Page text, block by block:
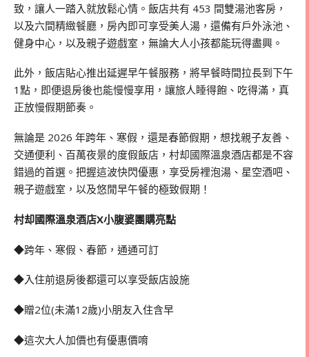
致，讓人一踏入就放鬆心情。飯店共有 453 間雙湯池客房，
以及六間精緻餐廳，房內即可享受美人湯，還備有戶外泳池、
健身中心，以及親子遊戲室，無論大人小孩都能玩得盡興。
此外，飯店貼心推出延遲早午餐服務，將早餐時間拉長到下午
1點，即便退房後也能慢慢享用，讓旅人睡得飽、吃得滿，真
正放慢假期節奏。
無論是 2026 年跨年、寒假，還是春節假期，想找親子友善、
交通便利、百萬夜景的度假飯店，村却國際溫泉酒店都是不容
錯過的首選。把握這波快閃優惠，享受房裡泡湯、星空酒吧、
親子遊戲室，以及悠閒早午餐的極致假期！
村却國際溫泉酒店X小腹婆團購亮點
◆跨年、寒假、春節，通通可訂
◆入住前退房後都還可以享受飯店設施
◆贈2位(未滿12歲)小朋友入住含早
◆這次大人加價也有優惠價唷